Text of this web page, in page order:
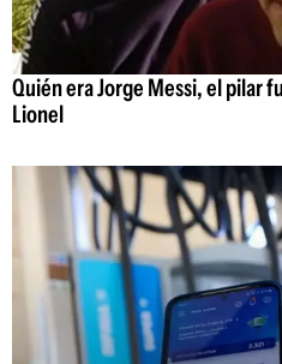
Quién era Jorge Messi, el pilar
Lionel